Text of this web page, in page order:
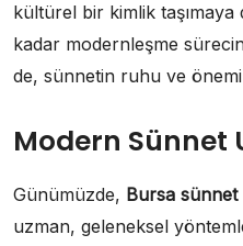
kültürel bir kimlik
kadar modernleşme
de, sünnetin ruhu ve
Modern Sünnet
Günümüzde, Bursa sünnet
uzman, geleneksel